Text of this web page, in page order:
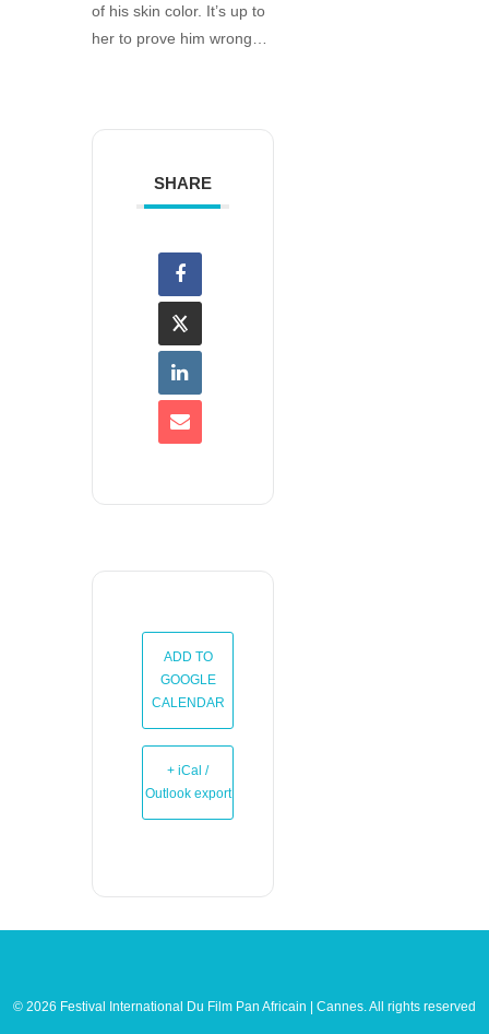
of his skin color. It’s up to
her to prove him wrong…
SHARE
ADD TO
GOOGLE
CALENDAR
+ iCal /
Outlook export
© 2026 Festival International Du Film Pan Africain | Cannes. All rights reserved